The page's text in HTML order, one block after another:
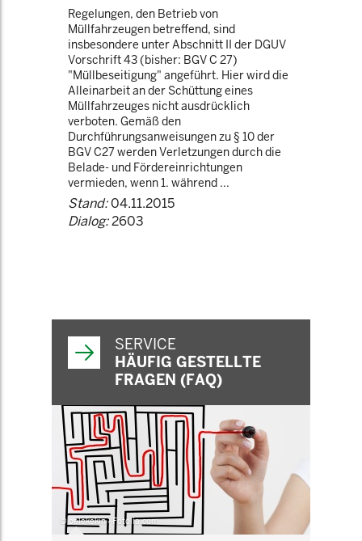
Regelungen, den Betrieb von
Müllfahrzeugen betreffend, sind
insbesondere unter Abschnitt II der DGUV
Vorschrift 43 (bisher: BGV C 27)
"Müllbeseitigung" angeführt. Hier wird die
Alleinarbeit an der Schüttung eines
Müllfahrzeuges nicht ausdrücklich
verboten. Gemäß den
Durchführungsanweisungen zu § 10 der
BGV C27 werden Verletzungen durch die
Belade- und Fördereinrichtungen
vermieden, wenn 1. während ...
Stand:04.11.2015
Dialog:2603
SERVICE
HÄUFIG GESTELLTE
FRAGEN (FAQ)
© belekekin - Fotolia.com